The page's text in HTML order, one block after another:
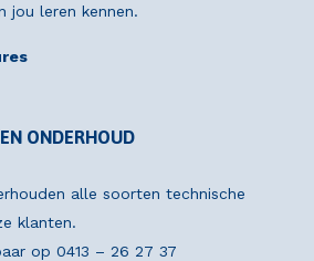
jou leren kennen.
ONDERHOUD
alle soorten technische
klanten.
op 0413 – 26 27 37